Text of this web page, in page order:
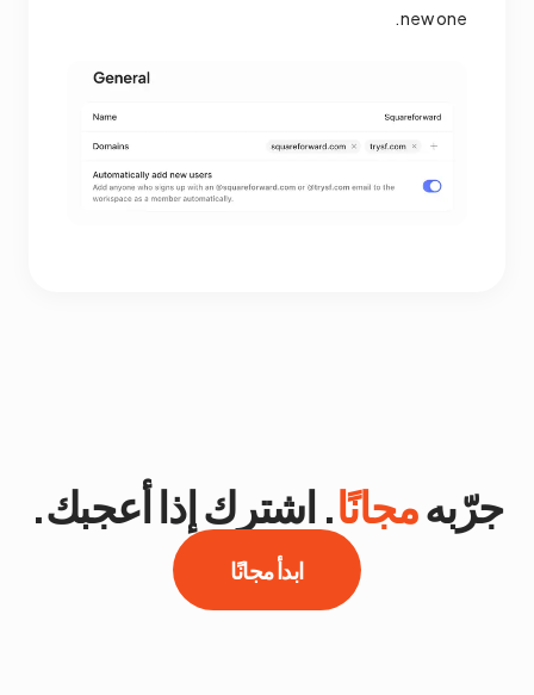
new one.
جرّبهمجانًا. اشترك إذا أعجبك.
ابدأ مجانًا